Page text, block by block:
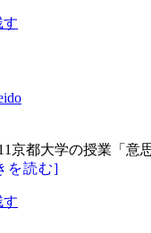
す
都大学の授業「意
を読む]
す